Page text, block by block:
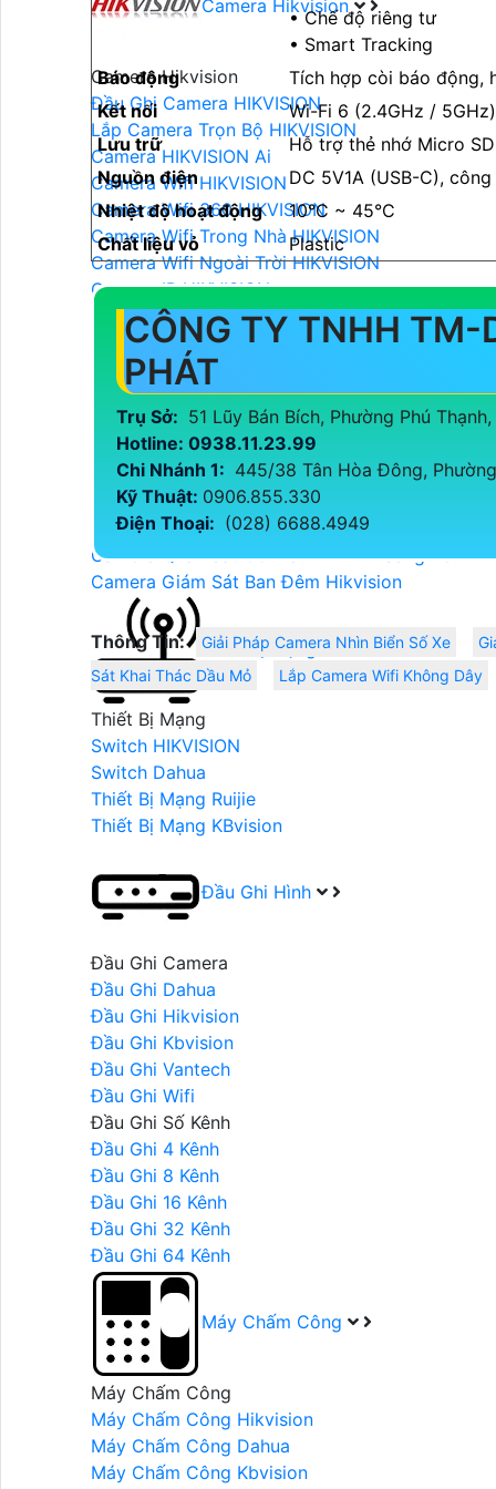
Camera Hikvision
Camera Hikvision
Đầu Ghi Camera HIKVISION
Lắp Camera Trọn Bộ HIKVISION
Camera HIKVISION Ai
Camera Wifi HIKVISION
Camera Wifi 360 HIKVISION
Camera Wifi Trong Nhà HIKVISION
Camera Wifi Ngoài Trời HIKVISION
Camera IP HIKVISION
Camera HIKVISION Xoay 360
Camera ZOOM Sắc Nét HIKVISION
Camera HIKVISION 2MP
Camera HIKVISION 4MP
Camera HIKVISION 8MP
LẮP ĐẶT CAMERA HIKVISION
Camera HIKVISION Báo Động
Camera Ghi Âm Hikvision
Camera HIKVISION Có Màu Ban Đêm
Camera Quan Sát Có Màu Khi Ánh Sáng Yếu
Camera Giám Sát Ban Đêm Hikvision
Thiết Bị Mạng
Thiết Bị Mạng
Switch HIKVISION
Switch Dahua
Thiết Bị Mạng Ruijie
Thiết Bị Mạng KBvision
Đầu Ghi Hình
Đầu Ghi Camera
Đầu Ghi Dahua
Đầu Ghi Hikvision
Đầu Ghi Kbvision
Đầu Ghi Vantech
Đầu Ghi Wifi
Đầu Ghi Số Kênh
Đầu Ghi 4 Kênh
Đầu Ghi 8 Kênh
Đầu Ghi 16 Kênh
Đầu Ghi 32 Kênh
Đầu Ghi 64 Kênh
Máy Chấm Công
Máy Chấm Công
Máy Chấm Công Hikvision
Máy Chấm Công Dahua
Máy Chấm Công Kbvision
• Chế độ riêng tư
• Smart Tracking
Báo động
Tích hợp còi báo động,
Kết nối
Wi-Fi 6 (2.4GHz /
Lưu trữ
Hỗ trợ thẻ nhớ Micro
Nguồn điện
DC 5V1A (USB-C),
Nhiệt độ hoạt động
10°C ~ 45°C
Chất liệu vỏ
Plastic
CÔNG TY TNHH
PHÁT
Trụ Sở: 51 Lũy Bán Bích, Phường Phú Thạnh,
Hotline: 0938.11.23.99
Chi Nhánh 1: 445/38 Tân Hòa Đông,
Kỹ Thuật: 0906.855.330
Điện Thoại: (028) 6688.4949
Thông Tin: Giải Pháp Camera Nhìn Biển Số Xe
Sát Khai Thác Dầu Mỏ
Lắp Camera Wifi Không Dây